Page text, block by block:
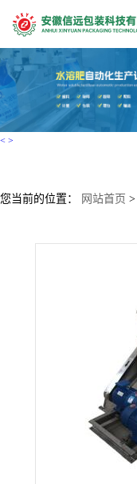
< >
您当前的位置： 网站首页 >